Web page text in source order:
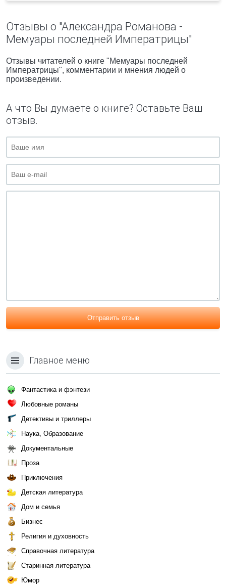
Отзывы о "Александра Романова -
Мемуары последней Императрицы"
Отзывы читателей о книге "Мемуары последней
Императрицы", комментарии и мнения людей о
произведении.
А что Вы думаете о книге? Оставьте Ваш
отзыв.
Отправить отзыв
Главное меню
Фантастика и фэнтези
Любовные романы
Детективы и триллеры
Наука, Образование
Документальные
Проза
Приключения
Детская литература
Дом и семья
Бизнес
Религия и духовность
Справочная литература
Старинная литература
Юмор